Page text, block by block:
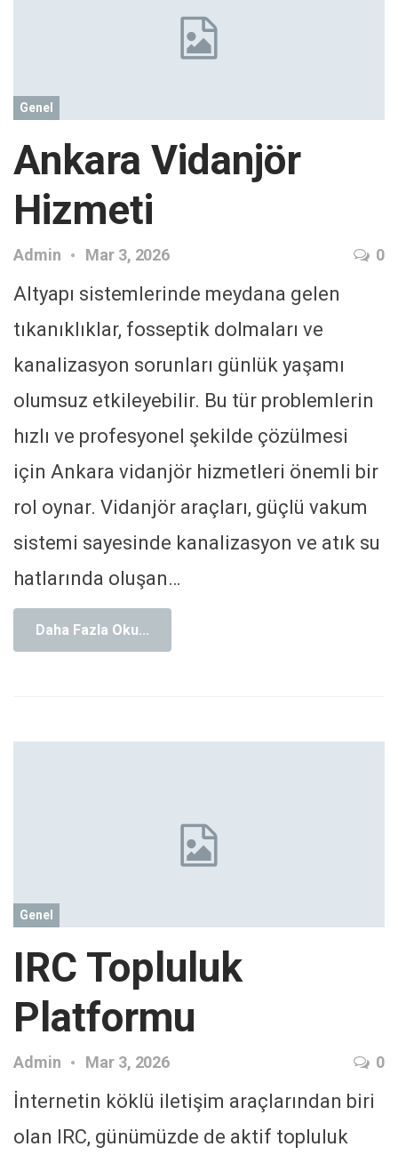
Genel
Ankara Vidanjör
Hizmeti
Admin Mar 3, 2026 0
Altyapı sistemlerinde meydana gelen
tıkanıklıklar, fosseptik dolmaları ve
kanalizasyon sorunları günlük yaşamı
olumsuz etkileyebilir. Bu tür problemlerin
hızlı ve profesyonel şekilde çözülmesi
için Ankara vidanjör hizmetleri önemli bir
rol oynar. Vidanjör araçları, güçlü vakum
sistemi sayesinde kanalizasyon ve atık su
hatlarında oluşan…
Daha Fazla Oku...
Genel
IRC Topluluk
Platformu
Admin Mar 3, 2026 0
İnternetin köklü iletişim araçlarından biri
olan IRC, günümüzde de aktif topluluk